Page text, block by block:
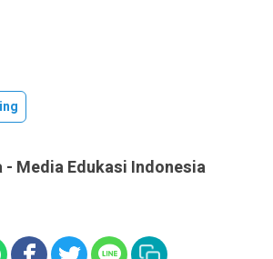
- Media Edukasi Indonesia